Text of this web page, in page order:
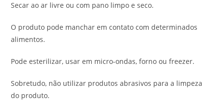
Secar ao ar livre ou com pano limpo e seco.
O produto pode manchar em contato com determinados
alimentos.
Pode esterilizar, usar em micro-ondas, forno ou freezer.
Sobretudo, não utilizar produtos abrasivos para a limpeza
do produto.